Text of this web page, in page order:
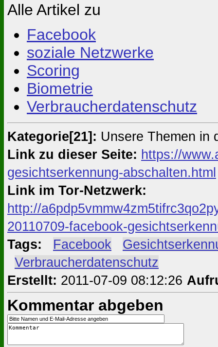
Alle Artikel zu
Facebook
soziale Netzwerke
Scoring
Biometrie
Verbraucherdatenschutz
Kategorie[21]: Unsere Themen in
Link zu dieser Seite: https://
gesichtserkennung-abschalten.html
Link im Tor-Netzwerk:
http://
20110709-facebook-
Tags:
Facebook
Verbraucherdatenschutz
Erstellt: 2011-07-09 08:12:26
Kommentar abgeben